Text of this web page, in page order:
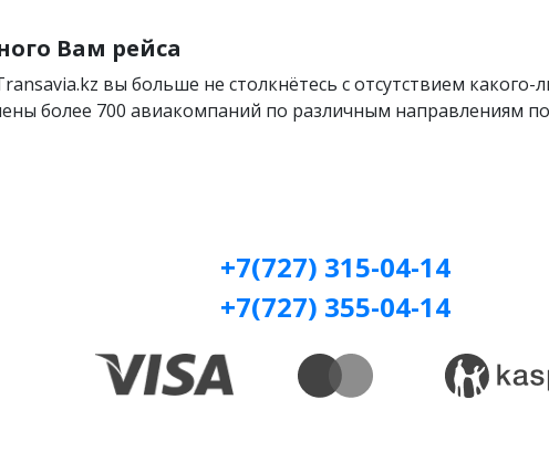
Вам рейса
вы больше не столкнётесь с отсутствием какого-
более 700 авиакомпаний по различным направлениям по
+7(727) 315-04-14
+7(727) 355-04-14